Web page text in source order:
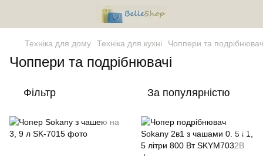
Техніка для дому Техніка для кухні Чоппери та
Чоппери та подрібнювачі
Фільтр За популярністю